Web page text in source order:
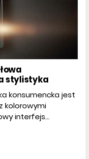
stylistyka
konsumencka jest
kolorowymi
interfejs...